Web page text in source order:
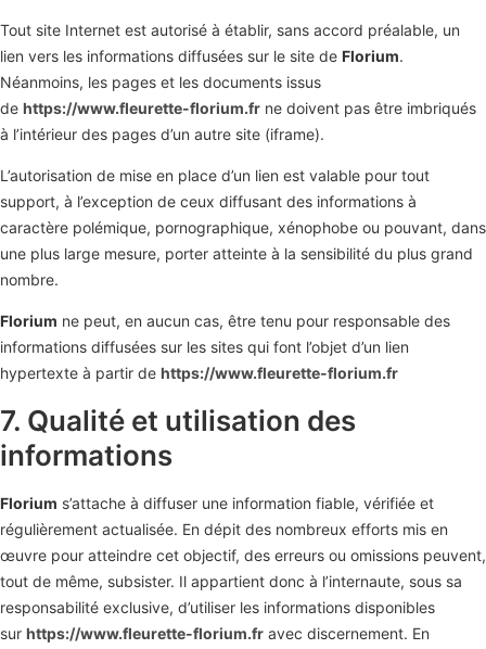
Tout site Internet est autorisé à établir, sans accord préalable, un
lien vers les informations diffusées sur le site de Florium.
Néanmoins, les pages et les documents issus
de https://www.fleurette-florium.fr ne doivent pas être imbriqués
à l’intérieur des pages d’un autre site (iframe).
L’autorisation de mise en place d’un lien est valable pour tout
support, à l’exception de ceux diffusant des informations à
caractère polémique, pornographique, xénophobe ou pouvant, dans
une plus large mesure, porter atteinte à la sensibilité du plus grand
nombre.
Florium ne peut, en aucun cas, être tenu pour responsable des
informations diffusées sur les sites qui font l’objet d’un lien
hypertexte à partir de https://www.fleurette-florium.fr
7. Qualité et utilisation des
informations
Florium s’attache à diffuser une information fiable, vérifiée et
régulièrement actualisée. En dépit des nombreux efforts mis en
œuvre pour atteindre cet objectif, des erreurs ou omissions peuvent,
tout de même, subsister. Il appartient donc à l’internaute, sous sa
responsabilité exclusive, d’utiliser les informations disponibles
sur https://www.fleurette-florium.fr avec discernement. En